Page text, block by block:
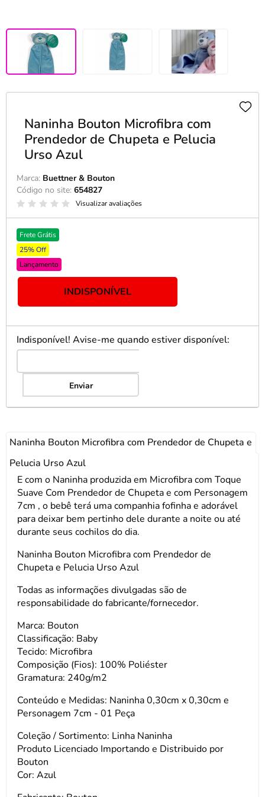
Naninha Bouton Microfibra com
Prendedor de Chupeta e Pelucia
Urso Azul
Marca: Buettner & Bouton
Código no site: 654827
Visualizar avaliações
Frete Grátis
25% Off
Lançamento
INDISPONÍVEL
Indisponível! Avise-me quando estiver disponível:
Enviar
Naninha Bouton Microfibra com Prendedor de Chupeta e
Pelucia Urso Azul
E com o Naninha produzida em Microfibra com Toque
Suave Com Prendedor de Chupeta e com Personagem
7cm , o bebê terá uma companhia fofinha e adorável
para deixar bem pertinho dele durante a noite ou até
durante seus cochilos do dia.
Naninha Bouton Microfibra com Prendedor de
Chupeta e Pelucia Urso Azul
Todas as informações divulgadas são de
responsabilidade do fabricante/fornecedor.
Marca: Bouton
Classificação: Baby
Tecido: Microfibra
Composição (Fios): 100% Poliéster
Gramatura: 240g/m2
Conteúdo e Medidas: Naninha 0,30cm x 0,30cm e
Personagem 7cm - 01 Peça
Coleção / Sortimento: Linha Naninha
Produto Licenciado Importando e Distribuido por
Bouton
Cor: Azul